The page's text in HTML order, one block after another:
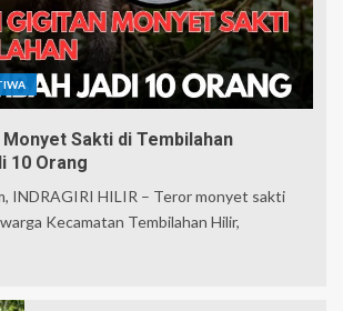
Monyet Sakti di Tembilahan
10 Orang
INDRAGIRI HILIR – Teror monyet sakti
Kecamatan Tembilahan Hilir,